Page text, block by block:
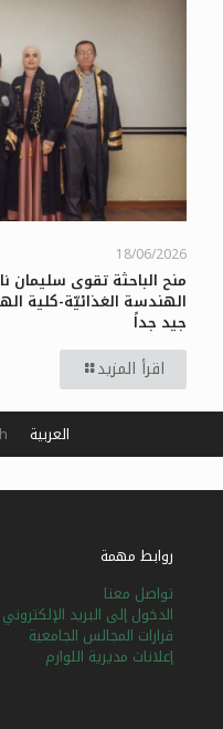
18/06/2026
منح الباحثة تقوى سليمان
الهندسة الغذائيّة-كلية
جيد جداً
اقرأ المزيد
روابط مهمة
تواصل معنا
الدخول إلى البريد
قرارات المجالس الجامعية
إعلانات مديرية اللوازم
العربية